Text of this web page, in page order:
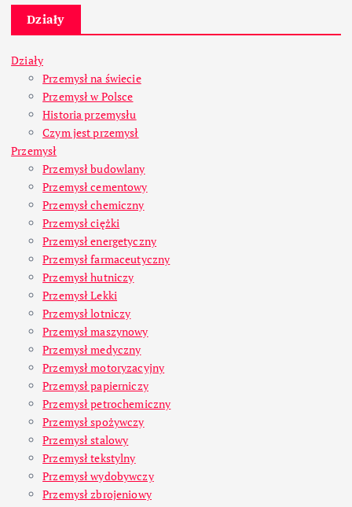
Działy
Działy
Przemysł na świecie
Przemysł w Polsce
Historia przemysłu
Czym jest przemysł
Przemysł
Przemysł budowlany
Przemysł cementowy
Przemysł chemiczny
Przemysł ciężki
Przemysł energetyczny
Przemysł farmaceutyczny
Przemysł hutniczy
Przemysł Lekki
Przemysł lotniczy
Przemysł maszynowy
Przemysł medyczny
Przemysł motoryzacyjny
Przemysł papierniczy
Przemysł petrochemiczny
Przemysł spożywczy
Przemysł stalowy
Przemysł tekstylny
Przemysł wydobywczy
Przemysł zbrojeniowy